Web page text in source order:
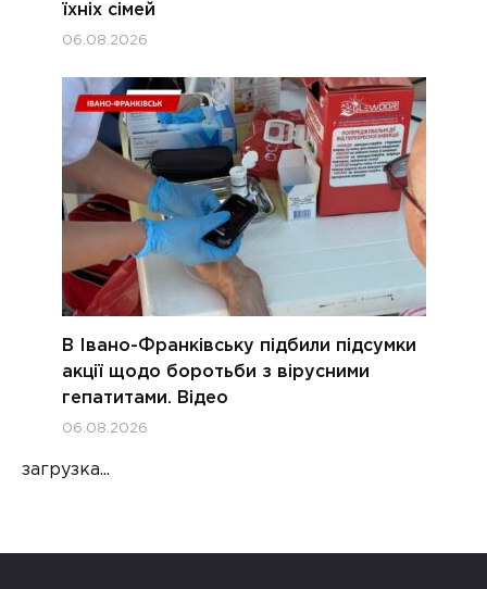
їхніх сімей
06.08.2026
В Івано-Франківську підбили підсумки
акції щодо боротьби з вірусними
гепатитами. Відео
06.08.2026
загрузка...